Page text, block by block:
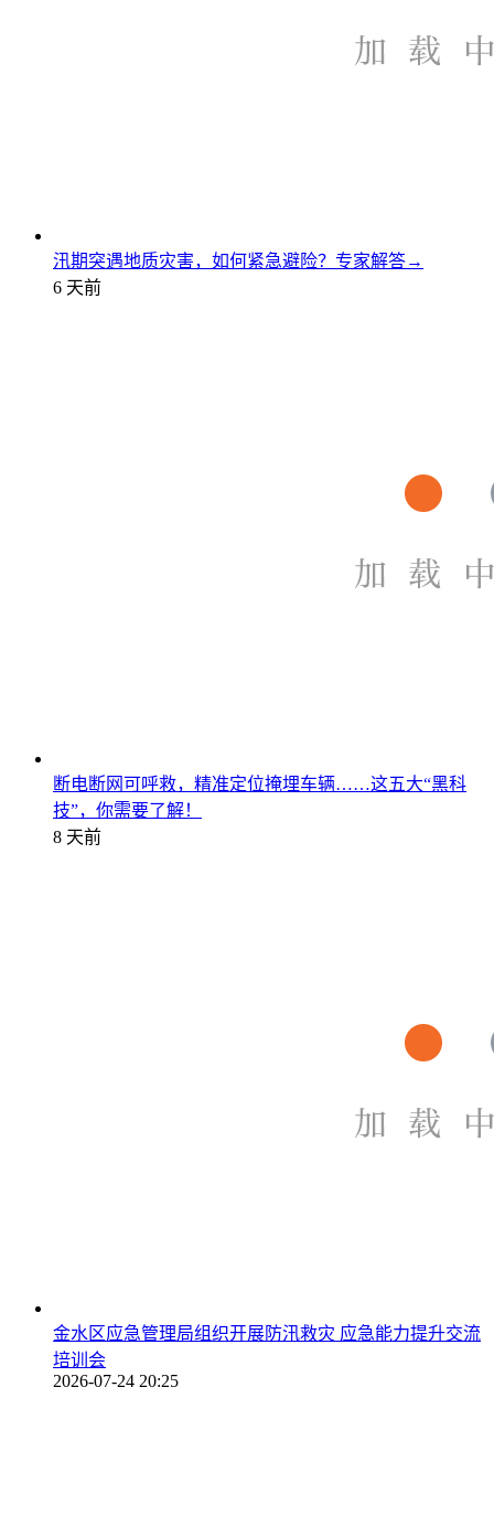
汛期突遇地质灾害，如何紧急避险？专家解答→
6 天前
断电断网可呼救，精准定位掩埋车辆……这五大“黑科
技”，你需要了解！
8 天前
金水区应急管理局组织开展防汛救灾 应急能力提升交流
培训会
2026-07-24 20:25